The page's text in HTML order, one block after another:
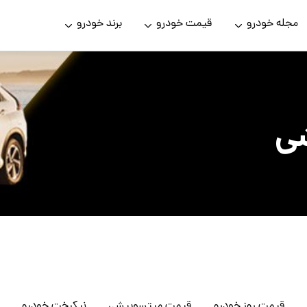
مجله خودرو قیمت خودرو برند خودرو